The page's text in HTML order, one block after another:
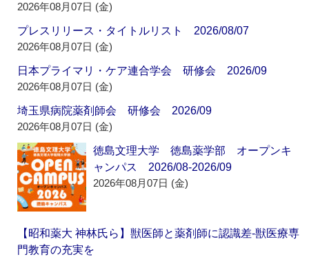
2026年08月07日 (金)
プレスリリース・タイトルリスト 2026/08/07
2026年08月07日 (金)
日本プライマリ・ケア連合学会 研修会 2026/09
2026年08月07日 (金)
埼玉県病院薬剤師会 研修会 2026/09
2026年08月07日 (金)
徳島文理大学 徳島薬学部 オープンキ
ャンパス 2026/08-2026/09
2026年08月07日 (金)
【昭和薬大 神林氏ら】獣医師と薬剤師に認識差‐獣医療専
門教育の充実を